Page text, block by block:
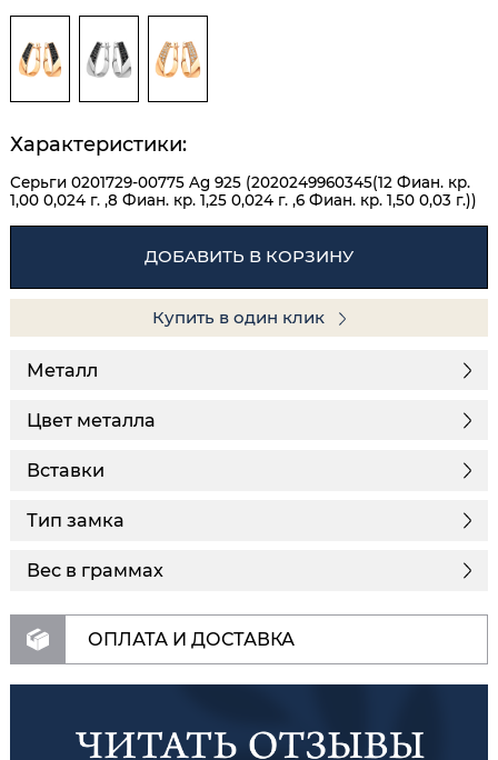
Характеристики:
Серьги 0201729-00775 Ag 925 (2020249960345(12 Фиан. кр.
1,00 0,024 г. ,8 Фиан. кр. 1,25 0,024 г. ,6 Фиан. кр. 1,50 0,03 г.))
ДОБАВИТЬ В КОРЗИНУ
Купить в один клик
Металл
Цвет металла
Вставки
Тип замка
Вес в граммах
ОПЛАТА И ДОСТАВКА